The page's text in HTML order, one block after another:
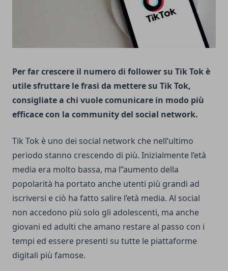
Per far crescere il numero di follower su Tik Tok è
utile sfruttare le frasi da mettere su Tik Tok,
consigliate a chi vuole comunicare in modo più
efficace con la community del social network.
Tik Tok è uno dei social network che nell’ultimo
periodo stanno crescendo di più. Inizialmente l’età
media era molto bassa, ma l’’aumento della
popolarità ha portato anche utenti più grandi ad
iscriversi e ciò ha fatto salire l’età media. Al social
non accedono più solo gli adolescenti, ma anche
giovani ed adulti che amano restare al passo con i
tempi ed essere presenti su tutte le piattaforme
digitali più famose.